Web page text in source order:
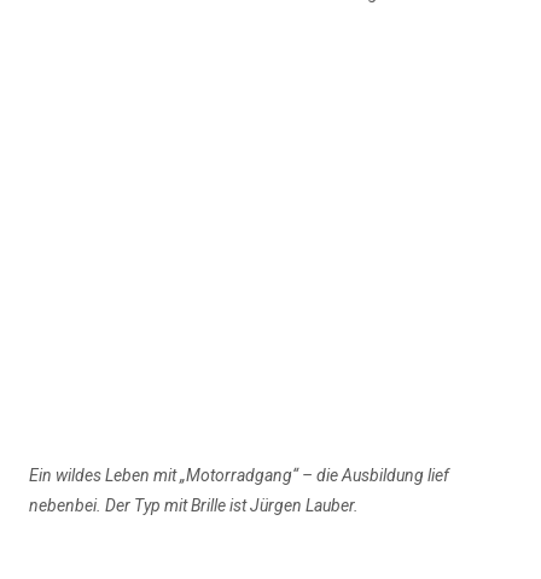
Ein wildes Leben mit „Motorradgang“ – die Ausbildung lief
nebenbei. Der Typ mit Brille ist Jürgen Lauber.